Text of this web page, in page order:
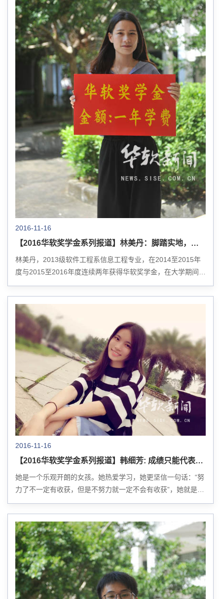
2016-11-16
【2016华软奖学金系列报道】林美丹：脚踏实地，不忘初心
林美丹，2013级软件工程系信息工程专业，在2014至2015年
度与2015至2016年度连续两年获得华软奖学金，在大学期间不
断荣获各类奖项。在英语听力写作，行业专业就业方面均有涉
猎。 林美丹获得华软奖学金 ...
2016-11-16
【2016华软奖学金系列报道】韩细芳: 成绩只能代表过去
她是一个乐观开朗的女孩。她热爱学习，她更坚信一句话：“努
力了不一定有收获，但是不努力就一定不会有收获”，她就是来
自财会系13级财务管理（财务与会计）1班的韩细芳。在大学
过去的三年里，她始终要求自己保持积极...